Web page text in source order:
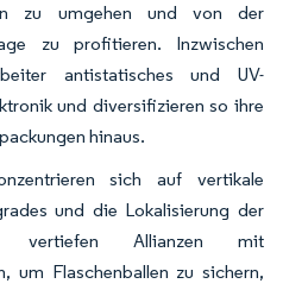
zu umgehen und von der
zu profitieren. Inzwischen
antistatisches und UV-
und diversifizieren so ihre
hinaus.
sich auf vertikale
und die Lokalisierung der
vertiefen Allianzen mit
um Flaschenballen zu sichern,